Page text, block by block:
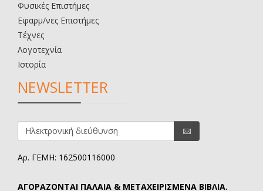
Φυσικές Επιστήμες
Εφαρμ/νες Επιστήμες
Τέχνες
Λογοτεχνία
Ιστορία
NEWSLETTER
Αρ. ΓΕΜΗ: 162500116000
ΑΓΟΡΑΖΟΝΤΑΙ ΠΑΛΑΙΑ & ΜΕΤΑΧΕΙΡΙΣΜΕΝΑ ΒΙΒΛΙΑ.